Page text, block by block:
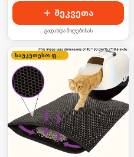
შეკვეთა
გადახდა მიღებისას
საუკეთესო ფასი